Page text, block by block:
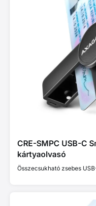
CRE-SMPC USB-C
kártyaolvasó
Összecsukható zsebes